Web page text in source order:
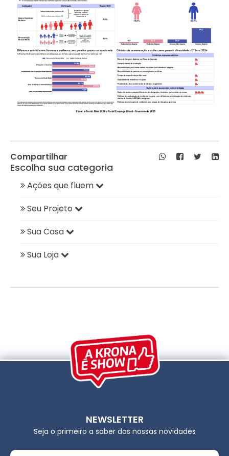
Compartilhar
Escolha sua categoria
Ações que fluem
Seu Projeto
Sua Casa
Sua Loja
NEWSLETTER
Seja o primeiro a saber das nossas novidades